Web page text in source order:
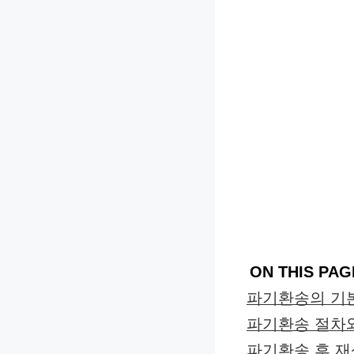
ON THIS
파기환송의 기
파기환송 절차
파기환송 후 재